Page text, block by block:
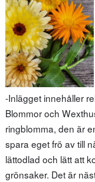
-Inlägget innehåller
Blommor och
ringblomma, den är
spara eget frö av till
lättodlad och lätt att
grönsaker. Det är